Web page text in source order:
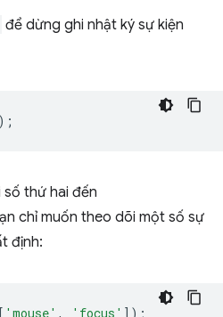
để dừng ghi nhật ký sự kiện
);
số thứ hai đến
chỉ muốn theo dõi một số sự
định:
[ 'mouse' , 'focus' ]);